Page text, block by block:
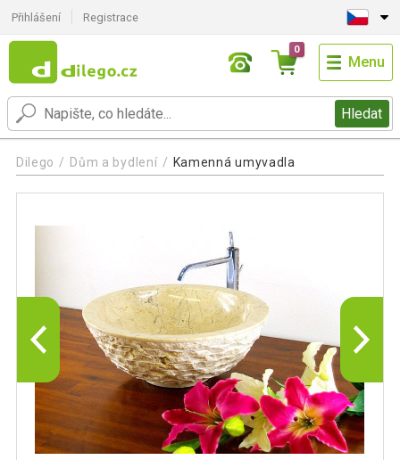
Přihlášení Registrace
Hledat
0
Menu
Dilego Dům a bydlení Kamenná umyvadla